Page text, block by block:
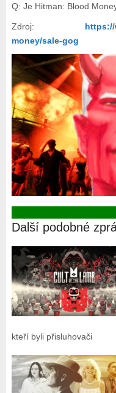
Q: Je Hitman: Blood
Zdroj: https://
money/sale-gog
Další podobné
kteří byli přisluhovači